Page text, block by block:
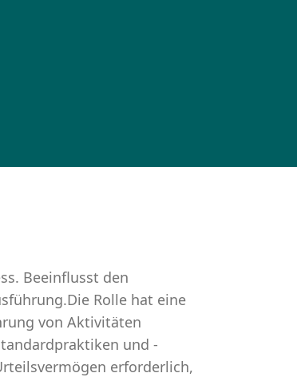
Beeinflusst den
Rolle hat eine
von Aktivitäten
und -
erforderlich,